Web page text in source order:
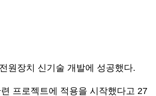
원장치 신기술 개발에 성공했다.
프로젝트에 적용을 시작했다고 27